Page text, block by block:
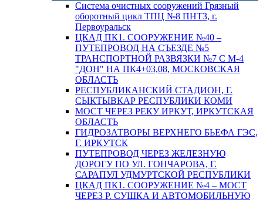
Система очистных сооружений Грязный
оборотный цикл ТПЦ №8 ПНТЗ, г.
Первоуральск
ЦКАД ПК1. СООРУЖЕНИЕ №40 –
ПУТЕПРОВОД НА СЪЕЗДЕ №5
ТРАНСПОРТНОЙ РАЗВЯЗКИ №7 С М-4
"ДОН" НА ПК4+03,08, МОСКОВСКАЯ
ОБЛАСТЬ
РЕСПУБЛИКАНСКИЙ СТАДИОН, Г.
СЫКТЫВКАР РЕСПУБЛИКИ КОМИ
МОСТ ЧЕРЕЗ РЕКУ ИРКУТ, ИРКУТСКАЯ
ОБЛАСТЬ
ГИДРОЗАТВОРЫ ВЕРХНЕГО БЬЕФА ГЭС,
Г. ИРКУТСК
ПУТЕПРОВОД ЧЕРЕЗ ЖЕЛЕЗНУЮ
ДОРОГУ ПО УЛ. ГОНЧАРОВА, Г.
САРАПУЛ УДМУРТСКОЙ РЕСПУБЛИКИ
ЦКАД ПК1. СООРУЖЕНИЕ №4 – МОСТ
ЧЕРЕЗ Р. СУШКА И АВТОМОБИЛЬНУЮ